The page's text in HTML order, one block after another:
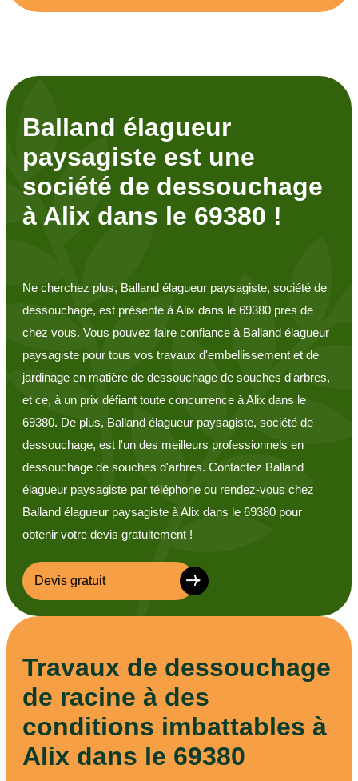
Balland élagueur
paysagiste est une
société de dessouchage
à Alix dans le 69380 !
Ne cherchez plus, Balland élagueur paysagiste, société de
dessouchage, est présente à Alix dans le 69380 près de
chez vous. Vous pouvez faire confiance à Balland élagueur
paysagiste pour tous vos travaux d'embellissement et de
jardinage en matière de dessouchage de souches d'arbres,
et ce, à un prix défiant toute concurrence à Alix dans le
69380. De plus, Balland élagueur paysagiste, société de
dessouchage, est l'un des meilleurs professionnels en
dessouchage de souches d'arbres. Contactez Balland
élagueur paysagiste par téléphone ou rendez-vous chez
Balland élagueur paysagiste à Alix dans le 69380 pour
obtenir votre devis gratuitement !
Devis gratuit
Travaux de dessouchage
de racine à des
conditions imbattables à
Alix dans le 69380